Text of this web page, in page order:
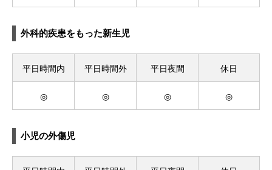
外科的疾患をもった新生児
平日時間内 平日時間外 平日夜間 休日
◎ ◎ ◎ ◎
小児の外傷児